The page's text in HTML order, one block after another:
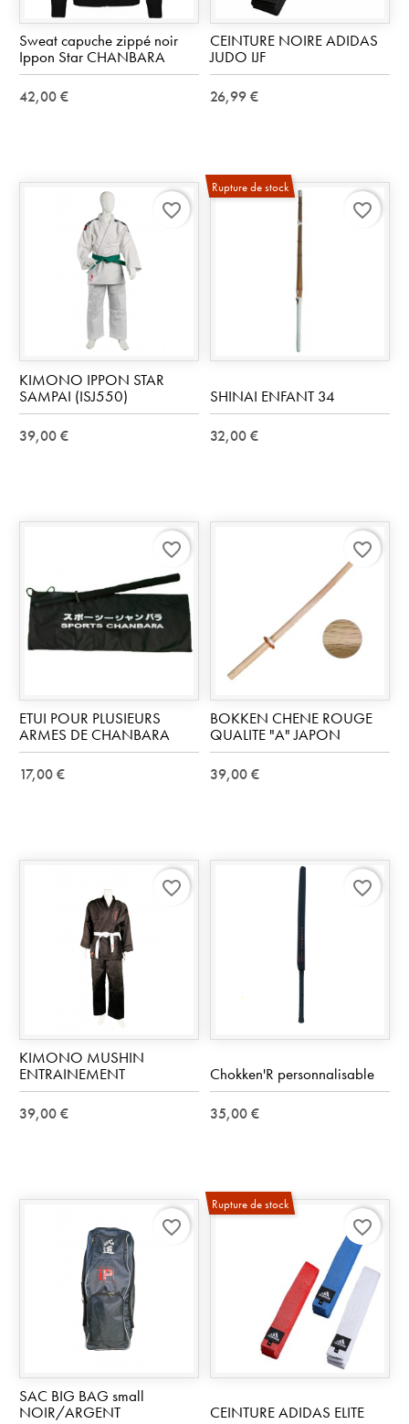
Sweat capuche zippé noir
Ippon Star CHANBARA
42,00 €
CEINTURE NOIRE ADIDAS
JUDO IJF
26,99 €
KIMONO IPPON STAR
SAMPAI (ISJ550)
39,00 €
favorite_border
Rupture de stock
SHINAI ENFANT 34
32,00 €
favorite_border
ETUI POUR PLUSIEURS
ARMES DE CHANBARA
17,00 €
favorite_border
BOKKEN CHENE ROUGE
QUALITE "A" JAPON
39,00 €
favorite_border
KIMONO MUSHIN
ENTRAINEMENT
39,00 €
favorite_border
Chokken'R personnalisable
35,00 €
favorite_border
SAC BIG BAG small
NOIR/ARGENT
favorite_border
Rupture de stock
CEINTURE ADIDAS ELITE
favorite_border